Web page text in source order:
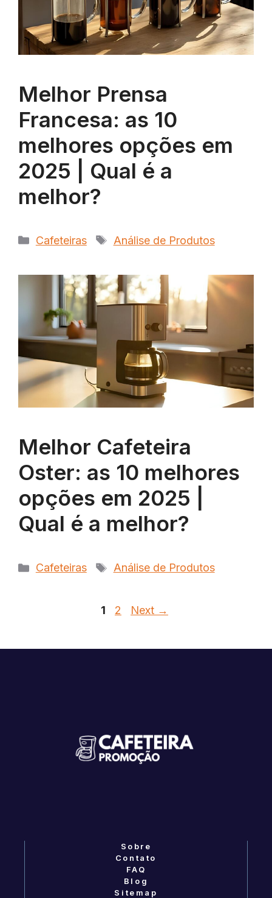
Melhor Prensa
Francesa: as 10
melhores opções em
2025 | Qual é a
melhor?
Categorias
Cafeteiras Tags
Análise de Produtos
Melhor Cafeteira
Oster: as 10 melhores
opções em 2025 |
Qual é a melhor?
Categorias
Cafeteiras Tags
Análise de Produtos
Page
1 Page
2 Next →
Sobre
Contato
FAQ
Blog
Sitemap